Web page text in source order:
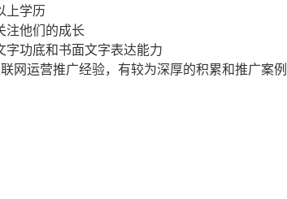
上学历
注他们的成长
字功底和书面文字表达能力
网运营推广经验，有较为深厚的积累和推广案例